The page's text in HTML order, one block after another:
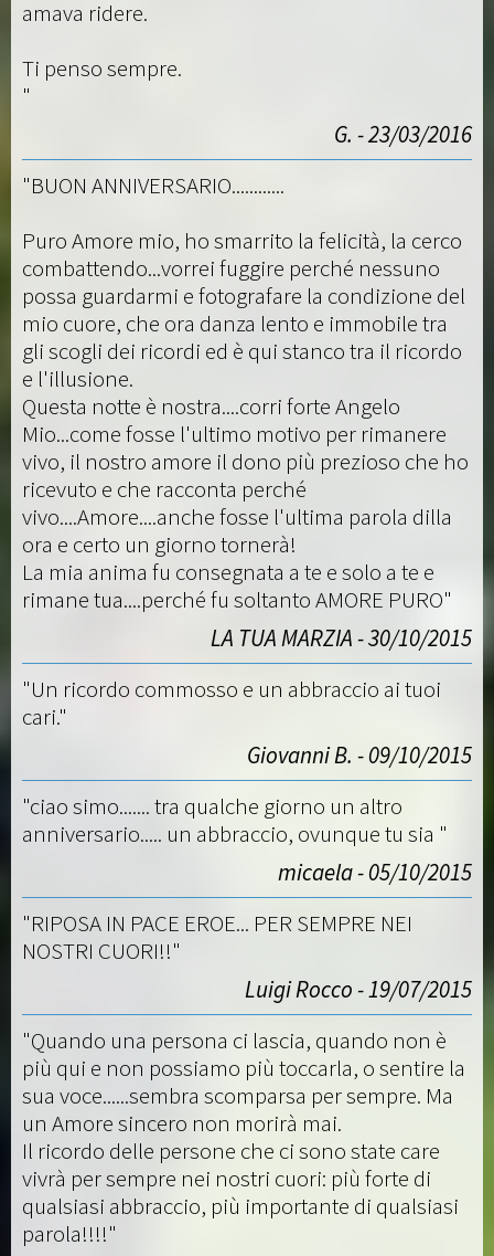
amava ridere.
Ti penso sempre.
"
G. - 23/03/2016
"BUON ANNIVERSARIO............
Puro Amore mio, ho smarrito la felicità, la cerco
combattendo...vorrei fuggire perché nessuno
possa guardarmi e fotografare la condizione del
mio cuore, che ora danza lento e immobile tra
gli scogli dei ricordi ed è qui stanco tra il ricordo
e l'illusione.
Questa notte è nostra....corri forte Angelo
Mio...come fosse l'ultimo motivo per rimanere
vivo, il nostro amore il dono più prezioso che ho
ricevuto e che racconta perché
vivo....Amore....anche fosse l'ultima parola dilla
ora e certo un giorno tornerà!
La mia anima fu consegnata a te e solo a te e
rimane tua....perché fu soltanto AMORE PURO"
LA TUA MARZIA - 30/10/2015
"Un ricordo commosso e un abbraccio ai tuoi
cari."
Giovanni B. - 09/10/2015
"ciao simo....... tra qualche giorno un altro
anniversario..... un abbraccio, ovunque tu sia "
micaela - 05/10/2015
"RIPOSA IN PACE EROE... PER SEMPRE NEI
NOSTRI CUORI!!"
Luigi Rocco - 19/07/2015
"Quando una persona ci lascia, quando non è
più qui e non possiamo più toccarla, o sentire la
sua voce......sembra scomparsa per sempre. Ma
un Amore sincero non morirà mai.
Il ricordo delle persone che ci sono state care
vivrà per sempre nei nostri cuori: più forte di
qualsiasi abbraccio, più importante di qualsiasi
parola!!!!"